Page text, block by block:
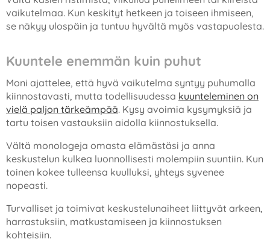
vaikutelmaa. Kun keskityt hetkeen ja toiseen ihmiseen,
se näkyy ulospäin ja tuntuu hyvältä myös vastapuolesta.
Kuuntele enemmän kuin puhut
Moni ajattelee, että hyvä vaikutelma syntyy puhumalla
kiinnostavasti, mutta todellisuudessa kuunteleminen on
vielä paljon tärkeämpää. Kysy avoimia kysymyksiä ja
tartu toisen vastauksiin aidolla kiinnostuksella.
Vältä monologeja omasta elämästäsi ja anna
keskustelun kulkea luonnollisesti molempiin suuntiin. Kun
toinen kokee tulleensa kuulluksi, yhteys syvenee
nopeasti.
Turvalliset ja toimivat keskustelunaiheet liittyvät arkeen,
harrastuksiin, matkustamiseen ja kiinnostuksen
kohteisiin.